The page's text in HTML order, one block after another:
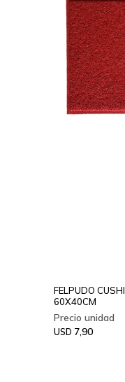
FELPUDO
60X40CM
USD 7,90